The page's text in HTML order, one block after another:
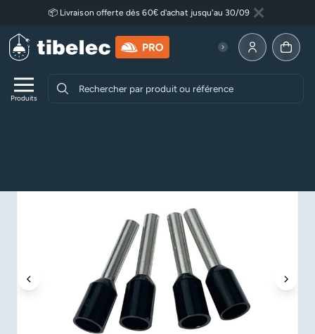
Aller au contenu principal
Lire plus
📦 Livraison offerte dès 60€ d'achat jusqu'au 30/09
Fermer
Produits
Allez à la